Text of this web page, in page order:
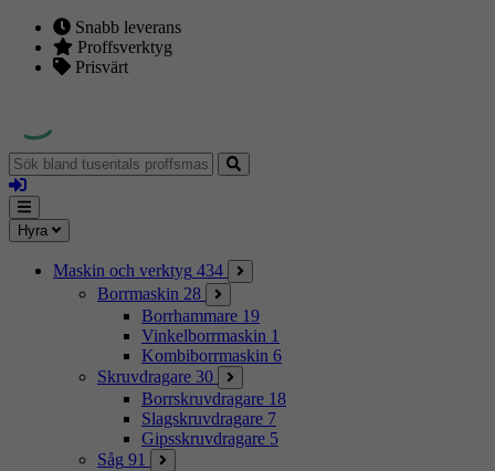
Snabb leverans
Proffsverktyg
Prisvärt
Sök
bland
tusentals
proffsmaskiner
Logga
in
Mina
sidor
Meny
Hyra
Maskin och verktyg 434
Borrmaskin 28
Borrhammare 19
Vinkelborrmaskin 1
Kombiborrmaskin 6
Skruvdragare 30
Borrskruvdragare 18
Slagskruvdragare 7
Gipsskruvdragare 5
Såg 91